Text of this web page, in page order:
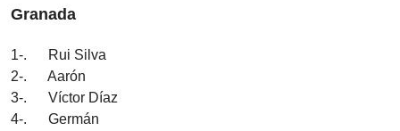
Granada
1-. Rui Silva
2-. Aarón
3-. Víctor Díaz
4-. Germán